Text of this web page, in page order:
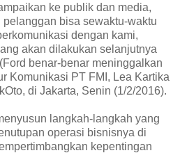
ke publik dan media,
bisa sewaktu-waktu
dengan kami,
akan dilakukan selanjutnya
benar-benar meninggalkan
Komunikasi PT FMI, Lea Kartika
di Jakarta, Senin (1/2/2016).
langkah-langkah yang
operasi bisnisnya di
kepentingan